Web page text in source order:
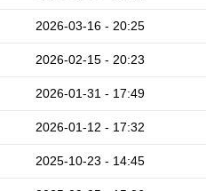
2026-03-16 - 20:25
2026-02-15 - 20:23
2026-01-31 - 17:49
2026-01-12 - 17:32
2025-10-23 - 14:45